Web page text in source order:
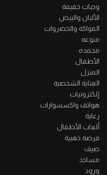
وجبات خفيفة
الألبان والبيض
الفواكه والخضروات
منوعه
مجمده
الأطفال
المنزل
العناية الشخصية
إلكترونيات
هواتف واكسسوارات
رعاية
ألعاب الأطفال
فرصة ذهبية
صيف
مساجد
ورود